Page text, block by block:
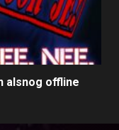
alsnog offline